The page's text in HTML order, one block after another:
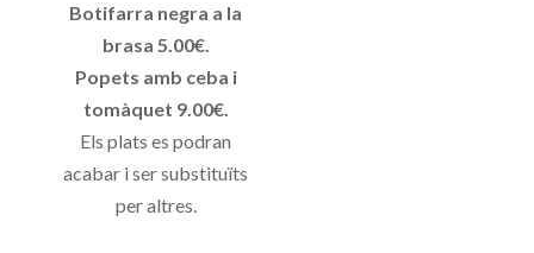
Botifarra negra a la
brasa 5.00€.
Popets amb ceba i
tomàquet 9.00€.
Els plats es podran
acabar i ser substituïts
per altres.